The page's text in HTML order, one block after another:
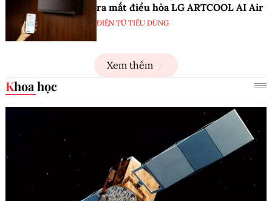
ra mắt điều hòa LG ARTCOOL AI Air
ĐIỆN TỬ TIÊU DÙNG
Xem thêm
Khoa học